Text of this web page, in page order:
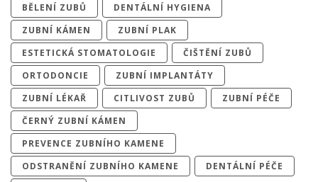
BĚLENÍ ZUBŮ
DENTÁLNÍ HYGIENA
ZUBNÍ KÁMEN
ZUBNÍ PLAK
ESTETICKÁ STOMATOLOGIE
ČIŠTĚNÍ ZUBŮ
ORTODONCIE
ZUBNÍ IMPLANTÁTY
ZUBNÍ LÉKAŘ
CITLIVOST ZUBŮ
ZUBNÍ PÉČE
ČERNÝ ZUBNÍ KÁMEN
PREVENCE ZUBNÍHO KAMENE
ODSTRANĚNÍ ZUBNÍHO KAMENE
DENTÁLNÍ PÉČE